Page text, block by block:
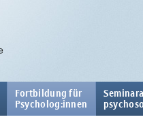
Fortbildung für
Psycholog:innen